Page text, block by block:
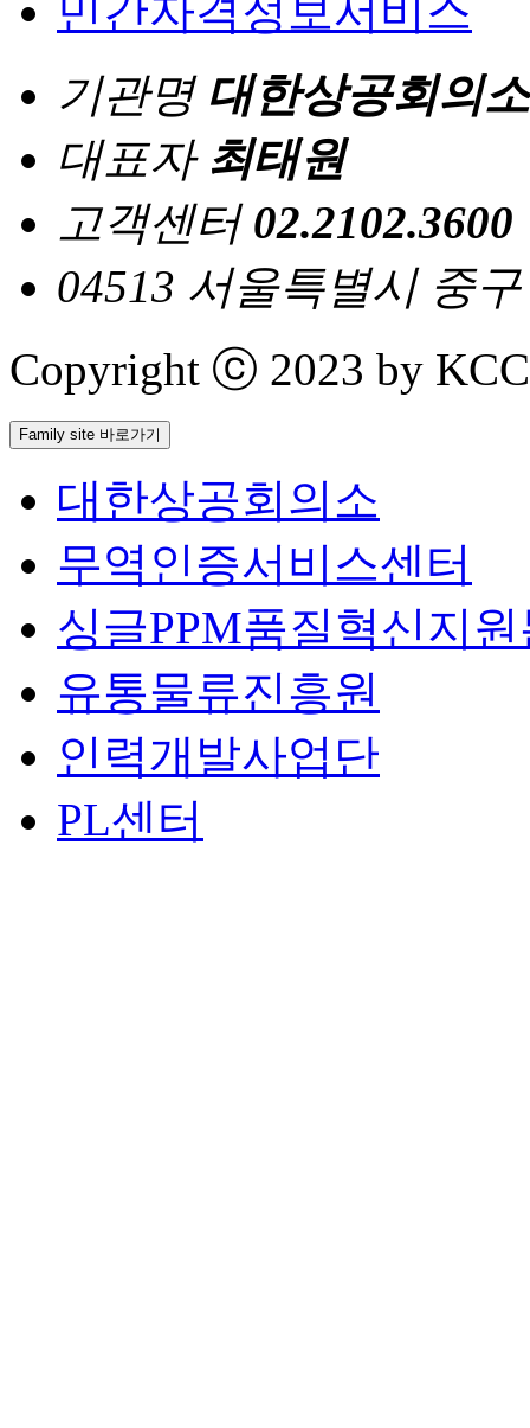
민간자격정보서비스
기관명 대한상공회의소
대표자 최태원
고객센터 02.2102.3600
04513 서울특별시 중
Copyright ⓒ 2023 by
Family site 바로가기
대한상공회의소
무역인증서비스센터
싱글PPM품질혁신지
유통물류진흥원
인력개발사업단
PL센터